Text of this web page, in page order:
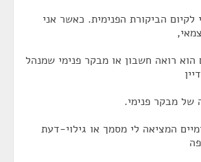
לקיום הביקורת הפנימית. כאשר אני
הוא רואה חשבון או מבקר פנימי שמנהל
של מבקר פנימי.
המציאה לי מסמך או גילוי-דעת